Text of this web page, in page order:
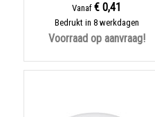
Vanaf€ 0,41
Bedrukt in 8 werkdagen
Voorraad op aanvraag!